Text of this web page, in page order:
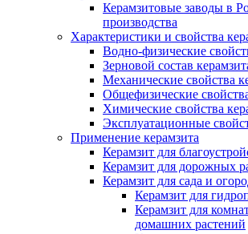
Керамзитовые заводы в
производства
Характеристики и свойства
Водно-физические
Зерновой состав
Механические свойства
Общефизические
Химические свойства
Эксплуатационные
Применение керамзита
Керамзит для
Керамзит для дорожных
Керамзит для сада и
Керамзит для
Керамзит для
домашних растений